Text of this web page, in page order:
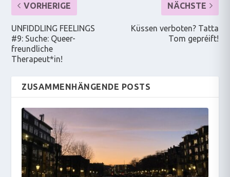
VORHERIGE
UNFIDDLING FEELINGS
#9: Suche: Queer-
freundliche
Therapeut*in!
NÄCHSTE
Küssen verboten? Tatta
Tom gepréift!
ZUSAMMENHÄNGENDE POSTS